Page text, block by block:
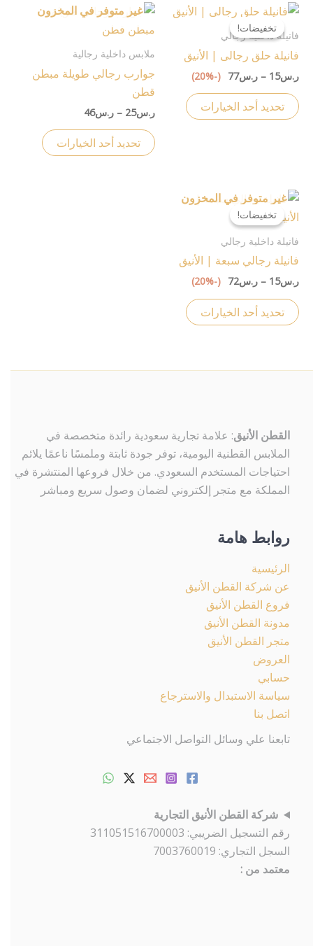
تخفيضات!
تخفيضات!
فانيلة داخلية رجالي
فانيلة حلق رجالى | الأنيق
ر.س15
– ر.س77
نطاق
السعر:
خلال
(-20%)
تحديد أحد الخيارات
هناك
الأشكال
المختلفة
لهذا
غير متوفر في المخزون
ملابس داخلية رجالية
جوارب رجالي طويلة مبطن
قطن
ر.س25
–ر.س46
نطاق
السعر:
خلال
تحديد أحد الخيارات
هناك
المختلفة
يمكن
تخفيضات!
غير متوفر في المخزون
تخفيضات!
فانيلة داخلية رجالي
فانيلة رجالي سبعة | الأنيق
ر.س15
– ر.س72
نطاق
السعر:
خلال
(-20%)
تحديد أحد الخيارات
هناك
المختلفة
المنتج.
القطن الأنيق: علامة تجارية سعودية رائدة متخصصة في
الملابس القطنية اليومية، توفر جودة ثابتة وملمسًا ناعمًا يلائم
احتياجات المستخدم السعودي. من خلال فروعها المنتشرة في
المملكة مع متجر إلكتروني لضمان وصول سريع ومباشر
روابط هامة
الرئيسية
عن شركة القطن الأنيق
فروع القطن الأنيق
مدونة القطن الأنيق
متجر القطن الأنيق
العروض
حسابي
سياسة الاستبدال والاسترجاع
اتصل بنا
تابعنا علي وسائل التواصل الاجتماعي
شركة القطن الأنيق التجارية
رقم التسجيل الضريبي: 311051516700003
السجل التجاري: 7003760019
معتمد من :